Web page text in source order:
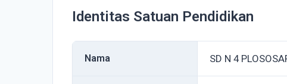
Identitas Satuan Pendidikan
Nama SD N 4